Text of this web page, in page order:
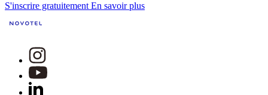
S'inscrire gratuitement En savoir plus